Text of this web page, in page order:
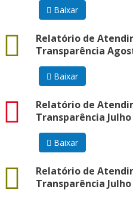
Baixar
Relatório de
Transparência
docx
Baixar
Relatório de
Transparência Julho
pdf
Baixar
Relatório de
Transparência Julho
docx